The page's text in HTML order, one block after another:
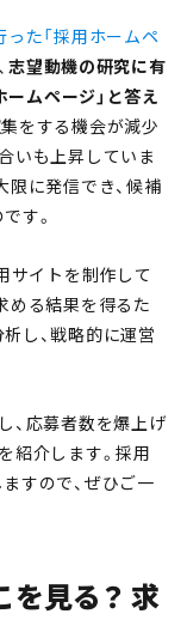
た「採用ホームペ
志望動機の研究に有
ムページ」と答え
をする機会が減少
いも上昇していま
限に発信でき、候補
す。
サイトを制作して
める結果を得るた
し、戦略的に運営
、応募者数を爆上げ
紹介します。採用
すので、ぜひご一
見る？ 求